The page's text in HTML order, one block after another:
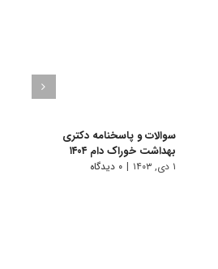
سوالات و پاسخنامه دکتری
بهداشت خوراک دام ۱۴۰۴
۱ دی, ۱۴۰۳ | ۰ دیدگاه